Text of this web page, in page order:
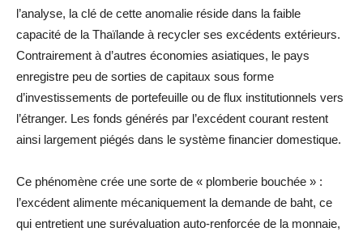
l’analyse, la clé de cette anomalie réside dans la faible
capacité de la Thaïlande à recycler ses excédents extérieurs.
Contrairement à d’autres économies asiatiques, le pays
enregistre peu de sorties de capitaux sous forme
d’investissements de portefeuille ou de flux institutionnels vers
l’étranger. Les fonds générés par l’excédent courant restent
ainsi largement piégés dans le système financier domestique.
Ce phénomène crée une sorte de « plomberie bouchée » :
l’excédent alimente mécaniquement la demande de baht, ce
qui entretient une surévaluation auto-renforcée de la monnaie,